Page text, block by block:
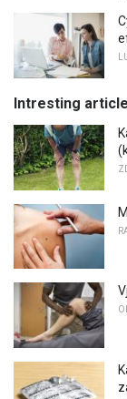
Intresting